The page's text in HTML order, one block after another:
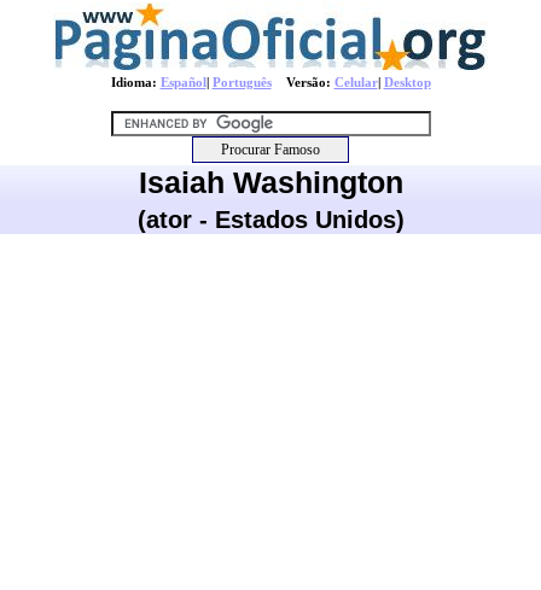
Idioma: Español| PortuguêsVersão: Celular| Desktop
Isaiah Washington
(ator - Estados Unidos)